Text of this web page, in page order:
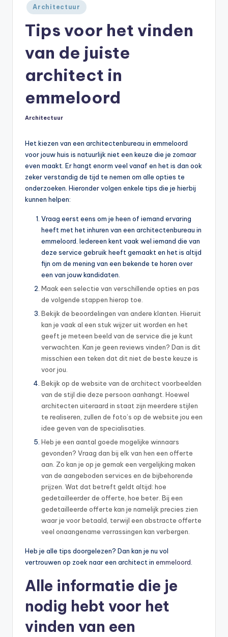
Geplaatst
in
Architectuur
Tips voor het vinden
van de juiste
architect in
emmeloord
Geplaatst
Architectuur
Het kiezen van een architectenbureau in emmeloord
voor jouw huis is natuurlijk niet een keuze die je zomaar
even maakt. Er hangt enorm veel vanaf en het is dan ook
zeker verstandig de tijd te nemen om alle opties te
onderzoeken. Hieronder volgen enkele tips die je hierbij
kunnen helpen:
Vraag eerst eens om je heen of iemand ervaring
heeft met het inhuren van een architectenbureau in
emmeloord. Iedereen kent vaak wel iemand die van
deze service gebruik heeft gemaakt en het is altijd
fijn om de mening van een bekende te horen over
een van jouw kandidaten.
Maak een selectie van verschillende opties en pas
de volgende stappen hierop toe.
Bekijk de beoordelingen van andere klanten. Hieruit
kan je vaak al een stuk wijzer uit worden en het
geeft je meteen beeld van de service die je kunt
verwachten. Kan je geen reviews vinden? Dan is dit
misschien een teken dat dit niet de beste keuze is
voor jou.
Bekijk op de website van de architect voorbeelden
van de stijl die deze persoon aanhangt. Hoewel
architecten uiteraard in staat zijn meerdere stijlen
te realiseren, zullen de foto’s op de website jou een
idee geven van de specialisaties.
Heb je een aantal goede mogelijke winnaars
gevonden? Vraag dan bij elk van hen een offerte
aan. Zo kan je op je gemak een vergelijking maken
van de aangeboden services en de bijbehorende
prijzen. Wat dat betreft geldt altijd: hoe
gedetailleerder de offerte, hoe beter. Bij een
gedetailleerde offerte kan je namelijk precies zien
waar je voor betaald, terwijl een abstracte offerte
veel onaangename verrassingen kan verbergen.
Heb je alle tips doorgelezen? Dan kan je nu vol
vertrouwen op zoek naar een architect in emmeloord.
Alle informatie die je
nodig hebt voor het
vinden van een